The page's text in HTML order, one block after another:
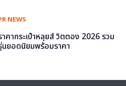
NEWS
าคากระเป๋าหลุยส์ วิตตอง 2026 รวม
นยอดนิยมพร้อมราคา